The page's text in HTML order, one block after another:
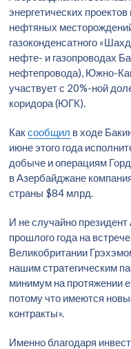
энергетических
нефтяных
газоконденсатного
нефте- и газопроводах
нефтепровода), Южно-
участвует с 20%-ной
коридора (ЮГК).
Каксообщил в ходе
июне этого года
добыче и операциям
в Азербайджане
страны $84 млрд.
И не случайно
прошлого года на
Великобритании
нашим стратегическим
минимум на протяжении
потому что имеются
контракты».
Именно благодаря